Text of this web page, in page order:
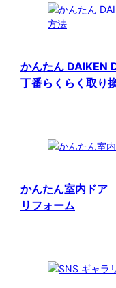
かんたん DAIKEN
丁番らくらく取り
かんたん室内ドア
リフォーム